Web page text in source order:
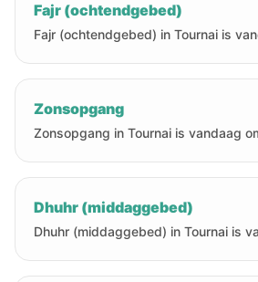
Fajr (ochtendgebed)
Fajr (ochtendgebed) in Tournai is
Zonsopgang
Zonsopgang in Tournai is vandaag
Dhuhr (middaggebed)
Dhuhr (middaggebed) in Tournai is